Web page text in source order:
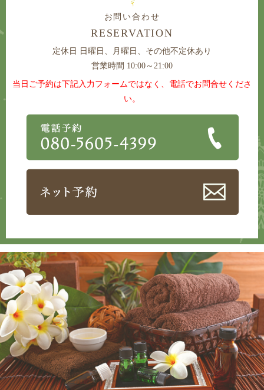
お問い合わせ
RESERVATION
定休日
日曜日、月曜日、その他不定休あり
営業時間 10:00～21:00
当日ご予約は下記入力フォームではなく、電話でお問合せくださ
い。